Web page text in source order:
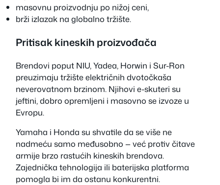
masovnu proizvodnju po nižoj ceni,
brži izlazak na globalno tržište.
Pritisak kineskih proizvođača
Brendovi poput NIU, Yadea, Horwin i Sur-Ron
preuzimaju tržište električnih dvotočkaša
neverovatnom brzinom. Njihovi e-skuteri su
jeftini, dobro opremljeni i masovno se izvoze u
Evropu.
Yamaha i Honda su shvatile da se više ne
nadmeću samo međusobno — već protiv čitave
armije brzo rastućih kineskih brendova.
Zajednička tehnologija ili baterijska platforma
pomogla bi im da ostanu konkurentni.